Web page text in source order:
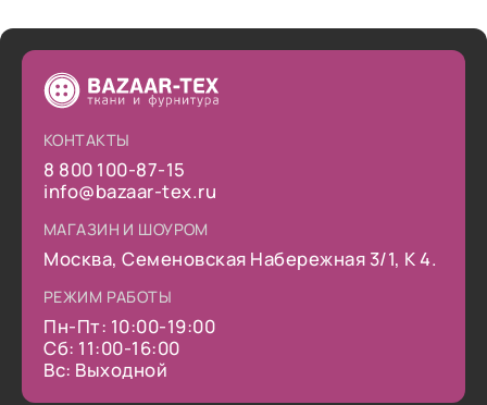
КОНТАКТЫ
8 800 100-87-15
info@bazaar-tex.ru
МАГАЗИН И ШОУРОМ
Москва, Семеновская Набережная 3/1, К 4.
РЕЖИМ РАБОТЫ
Пн-Пт: 10:00-19:00
Сб: 11:00-16:00
Вс: Выходной